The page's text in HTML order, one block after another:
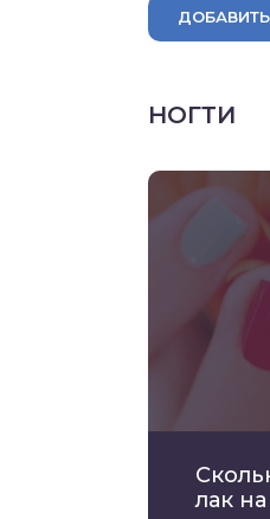
НОГТИ
лак